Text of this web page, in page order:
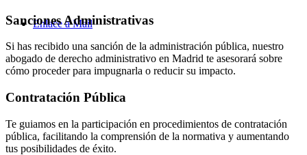
Enlace a Mail
Sanciones Administrativas
Si has recibido una sanción de la administración pública, nuestro
abogado de derecho administrativo en Madrid te asesorará sobre
cómo proceder para impugnarla o reducir su impacto.
Contratación Pública
Te guiamos en la participación en procedimientos de contratación
pública, facilitando la comprensión de la normativa y aumentando
tus posibilidades de éxito.